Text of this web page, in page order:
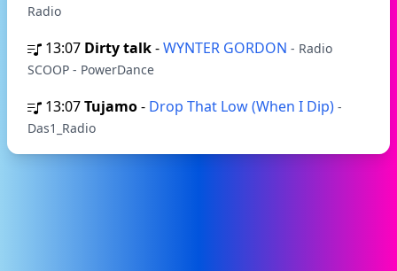
Radio
13:07 Dirty talk-WYNTER GORDON - Radio
SCOOP - PowerDance
13:07Tujamo- Drop That Low (When I Dip) -
Das1_Radio